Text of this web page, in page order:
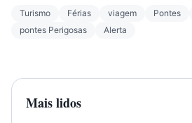
Turismo
Férias viagem Pontes
pontes Perigosas
Alerta
Mais lidos